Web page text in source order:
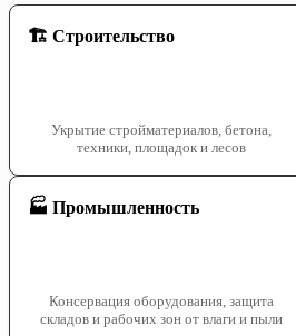
🏗️ Строительство
Укрытие стройматериалов, бетона,
техники, площадок и лесов
🏭 Промышленность
Консервация оборудования, защита
складов и рабочих зон от влаги и пыли